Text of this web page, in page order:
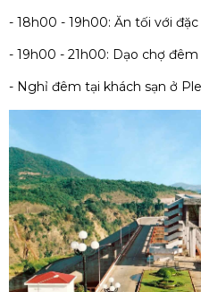
- 18h00 - 19h00: Ăn tối với đặc
- 19h00 - 21h00: Dạo chợ đêm
- Nghỉ đêm tại khách sạn ở